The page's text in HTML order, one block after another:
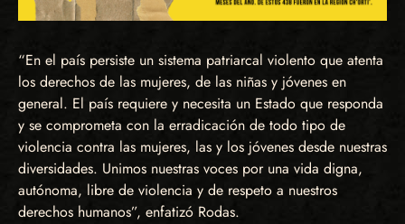
“En el país persiste un sistema patriarcal violento que atenta
los derechos de las mujeres, de las niñas y jóvenes en
general. El país requiere y necesita un Estado que responda
y se comprometa con la erradicación de todo tipo de
violencia contra las mujeres, las y los jóvenes desde nuestras
diversidades. Unimos nuestras voces por una vida digna,
autónoma, libre de violencia y de respeto a nuestros
derechos humanos”, enfatizó Rodas.